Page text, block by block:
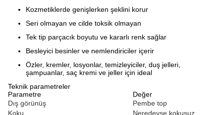
Kozmetiklerde genişlerken şeklini korur
Seri olmayan ve cilde toksik olmayan
Tek tip parçacık boyutu ve kararlı renk sağlar
Besleyici besinler ve nemlendiriciler içerir
Özler, kremler, losyonlar, temizleyiciler, duş jelleri,
şampuanlar, saç kremi ve jeller için ideal
Teknik parametreler
Parametre
Değer
Dış görünüş
Pembe top
Koku
Neredeyse kokusuz